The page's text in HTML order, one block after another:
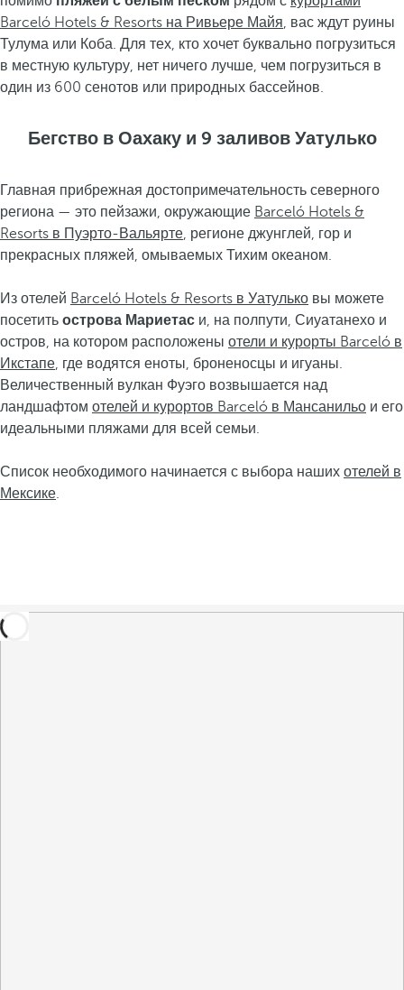
Barceló Hotels & Resorts на Ривьере Майя, вас ждут руины
Тулума или Коба. Для тех, кто хочет буквально погрузиться
в местную культуру, нет ничего лучше, чем погрузиться в
один из 600 сенотов или природных бассейнов.
Бегство в Оахаку и 9 заливов Уатулько
Главная прибрежная достопримечательность северного
региона — это пейзажи, окружающие Barceló Hotels &
Resorts в Пуэрто-Вальярте, регионе джунглей, гор и
прекрасных пляжей, омываемых Тихим океаном.
Из отелей Barceló Hotels & Resorts в Уатулько вы можете
посетить острова Мариетас и, на полпути, Сиуатанехо и
остров, на котором расположены отели и курорты Barceló в
Икстапе, где водятся еноты, броненосцы и игуаны.
Величественный вулкан Фуэго возвышается над
ландшафтом отелей и курортов Barceló в Мансанильо и его
идеальными пляжами для всей семьи.
Список необходимого начинается с выбора наших отелей в
Мексике.